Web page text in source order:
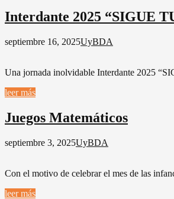
Interdante 2025 “SIGUE
septiembre 16, 2025UyBDA
Una jornada inolvidable Interdante 2025
leer más
Juegos Matemáticos
septiembre 3, 2025UyBDA
Con el motivo de celebrar el mes de las
leer más